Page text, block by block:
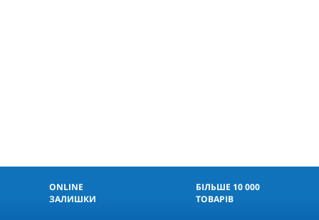
ONLINE
ЗАЛИШКИ
БІЛЬШЕ 10 000
ТОВАРІВ